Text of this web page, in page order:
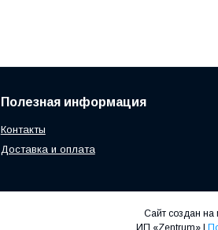
Полезная информация
Контакты
Доставка и оплата
Сайт создан на